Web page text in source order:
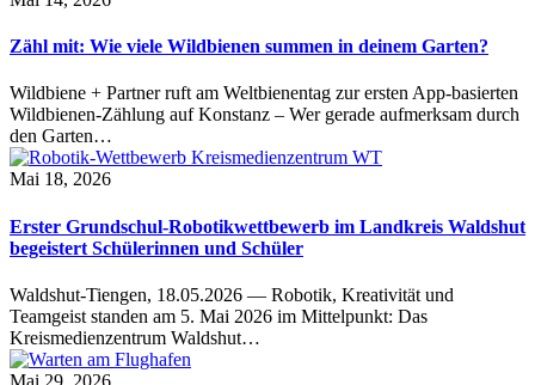
Zähl mit: Wie viele Wildbienen summen in deinem Garten?
Wildbiene + Partner ruft am Weltbienentag zur ersten App-basierten
Wildbienen-Zählung auf Konstanz – Wer gerade aufmerksam durch
den Garten…
Mai 18, 2026
Erster Grundschul-Robotikwettbewerb im Landkreis Waldshut
begeistert Schülerinnen und Schüler
Waldshut-Tiengen, 18.05.2026 — Robotik, Kreativität und
Teamgeist standen am 5. Mai 2026 im Mittelpunkt: Das
Kreismedienzentrum Waldshut…
Mai 29, 2026